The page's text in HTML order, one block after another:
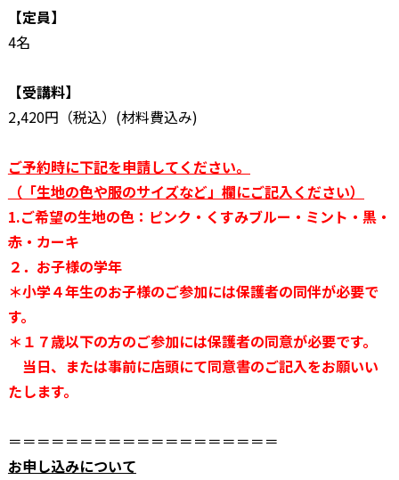
【定員】
4名
【受講料】
2,420円（税込）(材料費込み)
ご予約時に下記を申請してください。
（「生地の色や服のサイズなど」欄にご記入ください）
1.ご希望の生地の色：ピンク・くすみブルー・ミント・黒・
赤・カーキ
２．お子様の学年
＊小学４年生のお子様のご参加には保護者の同伴が必要で
す。
＊１７歳以下の方のご参加には保護者の同意が必要です。
当日、または事前に店頭にて同意書のご記入をお願いい
たします。
＝＝＝＝＝＝＝＝＝＝＝＝＝＝＝＝＝＝＝
お申し込みについて